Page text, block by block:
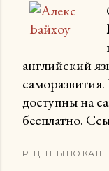
английский
доступны на
бесплатно.